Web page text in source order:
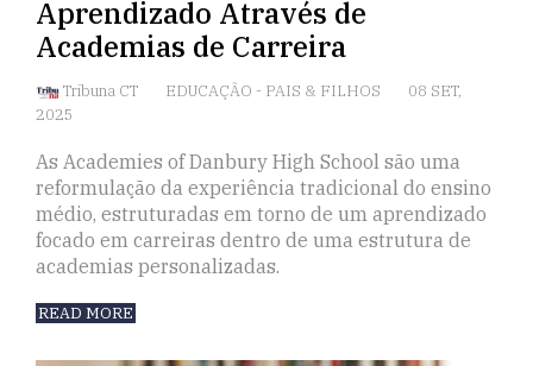
Aprendizado Através de
Academias de Carreira
Tribuna CT EDUCAÇÃO - PAIS & FILHOS
08 SET,
2025
As Academies of Danbury High School são uma
reformulação da experiência tradicional do ensino
médio, estruturadas em torno de um aprendizado
focado em carreiras dentro de uma estrutura de
academias personalizadas.
READ MORE